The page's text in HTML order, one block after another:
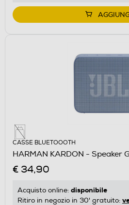
CASSE BLUETOOOTH
HARMAN KARDON - Speaker
€ 34,90
Acquisto online: disponibile
Ritiro in negozio in 30' gratuito: